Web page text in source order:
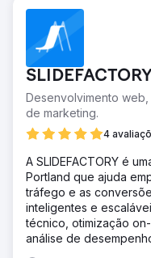
SLIDEFACTORY
Desenvolvimento
de marketing.
4
A SLIDEFACTORY é
Portland que ajuda
tráfego e as
inteligentes e
técnico, otimização
análise de